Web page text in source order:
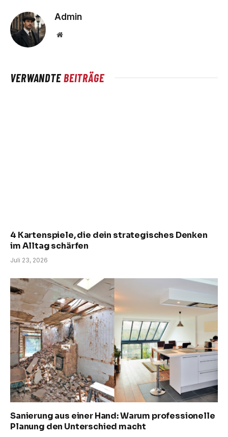
Admin
Website
VERWANDTEBEITRÄGE
4 Kartenspiele, die dein strategisches Denken
im Alltag schärfen
Juli 23, 2026
Sanierung aus einer Hand: Warum professionelle
Planung den Unterschied macht